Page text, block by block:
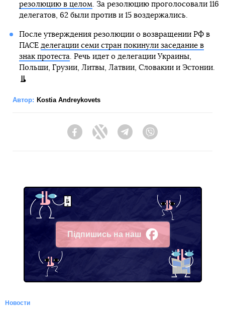
резолюцию в целом. За резолюцию проголосовали 116
делегатов, 62 были против и 15 воздержались.
После утверждения резолюции о возвращении РФ в
ПАСЕ делегации семи стран покинули заседание в
знак протеста. Речь идет о делегации Украины,
Польши, Грузии, Литвы, Латвии, Словакии и Эстонии.
Автор: Kostia Andreykovets
FacebookTwitter Telegram
Підпишись на наш
Facebook
Новости